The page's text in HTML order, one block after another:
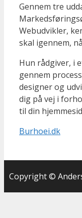
Gennem tre
Webudvikler,
skal igennem,
Hun rådgiver, i
gennem
designer og
dig på vej i
til din
Burhoei.dk
Copyright ©